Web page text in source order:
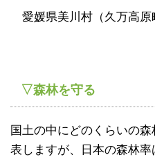
愛媛県美川村（久万高原
▽森林を守る
国土の中にどのくらいの
表しますが、日本の森林